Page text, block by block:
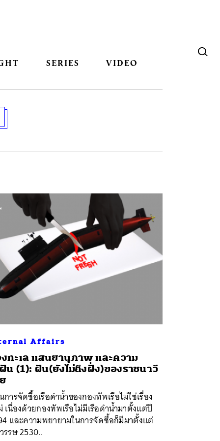
SERIES VIDEO
Affairs
ทะเล แสนยานุภาพ และความ
น (1): ฝัน(ยังไม่ถึงฝั่ง)ของราชนาวี
ารจัดซื้อเรือดำน้ำของกองทัพเรือไม่ใช่เรื่อง
เนื่องด้วยกองทัพเรือไม่มีเรือดำน้ำมาตั้งแต่ปี
และความพยายามในการจัดซื้อก็มีมาตั้งแต่
รษ 2530..